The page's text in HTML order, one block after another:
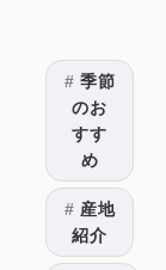
季節
のお
すす
め
産地
紹介